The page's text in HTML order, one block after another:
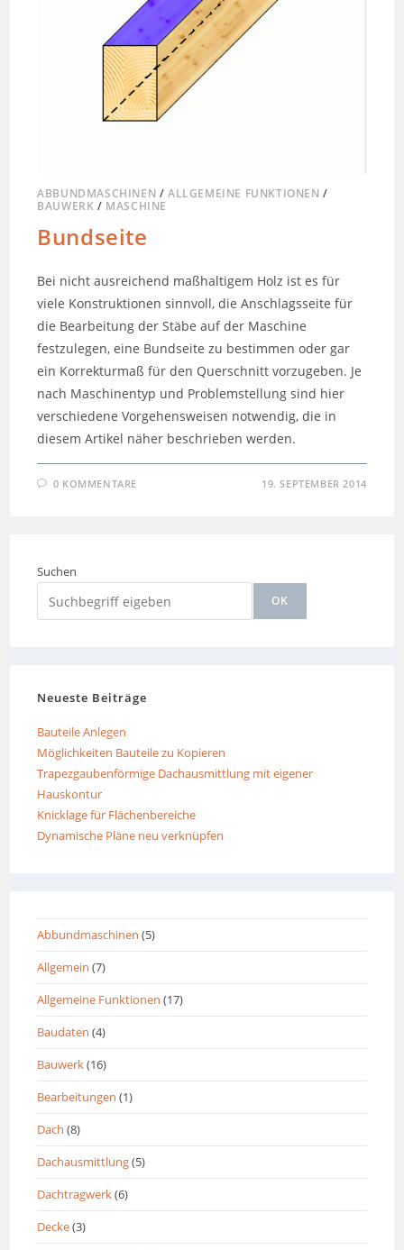
ABBUNDMASCHINEN /ALLGEMEINE FUNKTIONEN /
BAUWERK / MASCHINE
Bundseite
Bei nicht ausreichend maßhaltigem Holz ist es für
viele Konstruktionen sinnvoll, die Anschlagsseite für
die Bearbeitung der Stäbe auf der Maschine
festzulegen, eine Bundseite zu bestimmen oder gar
ein Korrekturmaß für den Querschnitt vorzugeben. Je
nach Maschinentyp und Problemstellung sind hier
verschiedene Vorgehensweisen notwendig, die in
diesem Artikel näher beschrieben werden.
0 KOMMENTARE 19. SEPTEMBER 2014
Suchen
OK
Neueste Beiträge
Bauteile Anlegen
Möglichkeiten Bauteile zu Kopieren
Trapezgaubenförmige Dachausmittlung mit eigener
Hauskontur
Knicklage für Flächenbereiche
Dynamische Pläne neu verknüpfen
Abbundmaschinen (5)
Allgemein (7)
Allgemeine Funktionen (17)
Baudaten (4)
Bauwerk(16)
Bearbeitungen (1)
Dach (8)
Dachausmittlung(5)
Dachtragwerk(6)
Decke(3)